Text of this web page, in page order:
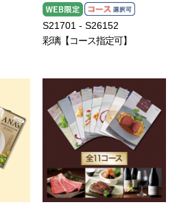
S21701 - S26152
彩璃【コース指定可】